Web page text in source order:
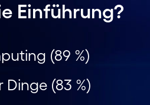
Einführung?
(89 %)
(83 %)